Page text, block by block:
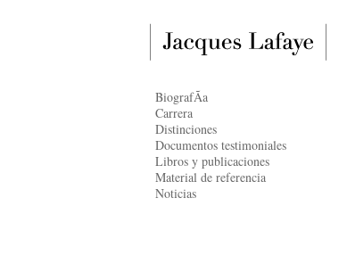
BiografÃ­a
Carrera
Distinciones
Documentos testimoniales
Libros y publicaciones
Material de referencia
Noticias